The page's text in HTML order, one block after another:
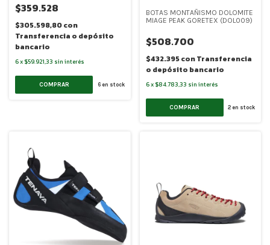
$359.528
$305.598,80con
Transferencia o depósito
bancario
6x $59.921,33 sin interés
COMPRAR 6en stock
BOTAS MONTAÑISMO DOLOMITE
MIAGE PEAK GORETEX (DOL009)
$508.700
$432.395conTransferencia
o depósito bancario
6x $84.783,33 sin interés
COMPRAR 2 en stock